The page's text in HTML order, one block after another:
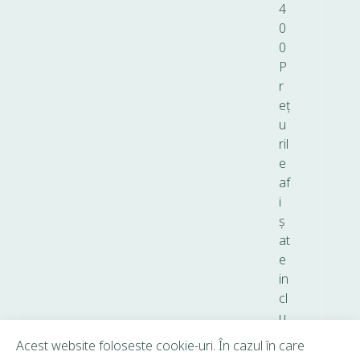
4
0
0
P
r
eț
u
ril
e
af
i
ș
at
e
in
cl
u
T
Acest website foloseste cookie-uri. În cazul în care